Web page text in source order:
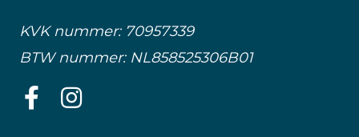
KVK nummer: 70957339
BTW nummer: NL858525306B01